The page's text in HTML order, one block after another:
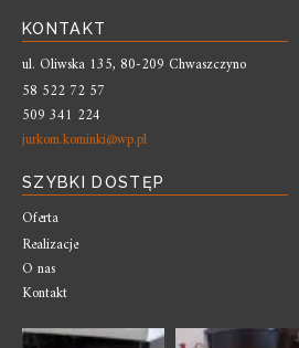
KONTAKT
ul. Oliwska 135, 80-209 Chwaszczyno
58 522 72 57
509 341 224
jurkom.kominki@wp.pl
SZYBKI DOSTĘP
Oferta
Realizacje
O nas
Kontakt